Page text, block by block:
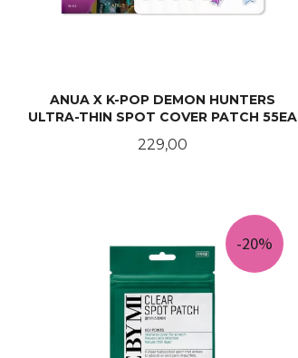
ANUA X K-POP DEMON HUNTERS
ULTRA-THIN SPOT COVER PATCH 55EA
Pris
229,00
-20%